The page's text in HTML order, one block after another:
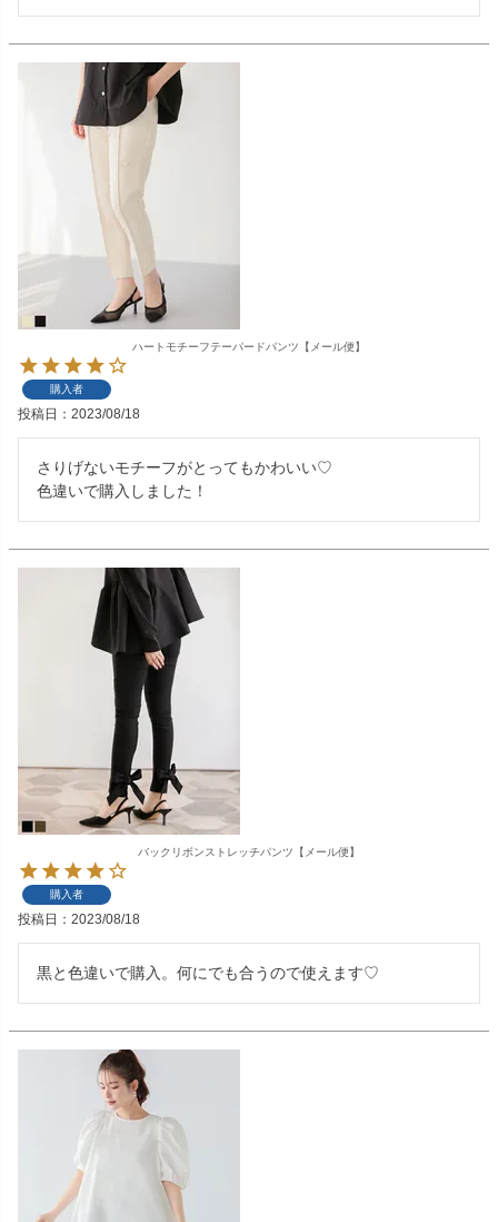
ハートモチーフテーパードパンツ【メール便】
購入者
投稿日 2023/08/18
さりげないモチーフがとってもかわいい♡
色違いで購入しました！
バックリボンストレッチパンツ【メール便】
購入者
投稿日 2023/08/18
黒と色違いで購入。何にでも合うので使えます♡